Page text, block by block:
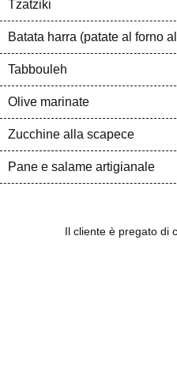
Tzatziki
Batata harra (patate al forno
Tabbouleh
Olive marinate
Zucchine alla scapece
Pane e salame artigianale
Il cliente è pregato di